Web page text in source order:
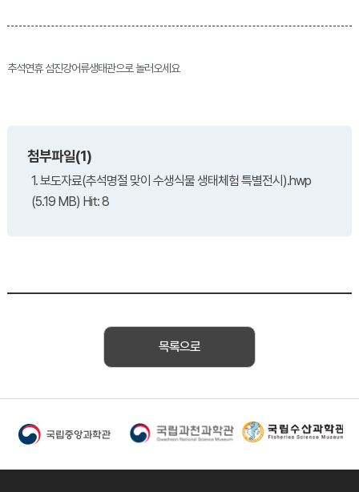
추석연휴 섬진강어류생태관으로 놀러오세요
첨부파일(1)
1. 보도자료(추석명절 맞이 수생식물 생태체험 특별전시).hwp
(5.19 MB) Hit: 8
목록으로